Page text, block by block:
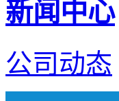
新闻中心
公司动态